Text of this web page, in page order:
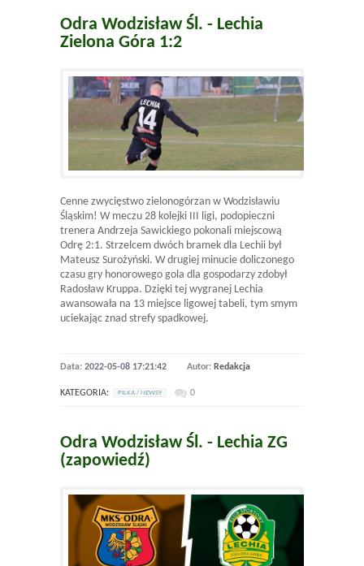
Odra Wodzisław Śl. - Lechia
Zielona Góra 1:2
Cenne zwycięstwo zielonogórzan w Wodzisławiu
Śląskim! W meczu 28 kolejki III ligi, podopieczni
trenera Andrzeja Sawickiego pokonali miejscową
Odrę 2:1. Strzelcem dwóch bramek dla Lechii był
Mateusz Surożyński. W drugiej minucie doliczonego
czasu gry honorowego gola dla gospodarzy zdobył
Radosław Kruppa. Dzięki tej wygranej Lechia
awansowała na 13 miejsce ligowej tabeli, tym smym
uciekając znad strefy spadkowej.
Data: 2022-05-08 17:21:42 Autor: Redakcja
KATEGORIA: PILKA / NEWSY 0
Odra Wodzisław Śl. - Lechia ZG
(zapowiedź)